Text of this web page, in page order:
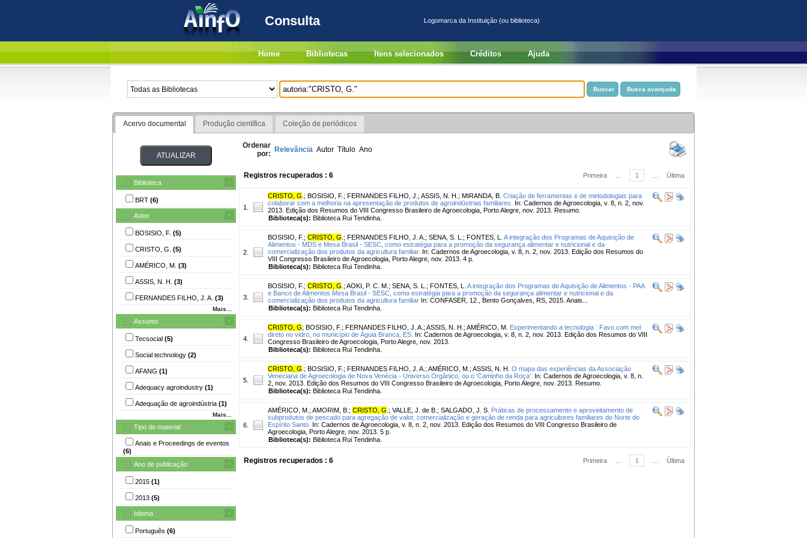
Consulta Logomarca da Instituição (ou biblioteca)
Home Bibliotecas Itens selecionados Créditos Ajuda
Acervo documental Produção científica Coleção de periódicos
Biblioteca
BRT (6)
Autor
BOSISIO, F. (5)
CRISTO, G. (5)
AMÉRICO, M. (3)
ASSIS, N. H. (3)
FERNANDES FILHO, J. A. (3)
Mais...
Assunto
Tecsocial (5)
Social technology (2)
AFANG (1)
Adequacy agroindustry (1)
Adequação de agroindústria (1)
Mais...
Tipo do material
Anais e Proceedings de eventos
(6)
Ano de publicação
2015 (1)
2013 (5)
Idioma
Português (6)
Ordenar
por: Relevância Autor Título Ano
Registros recuperados : 6 Primeira 1 Última
1.
CRISTO, G ; BOSISIO, F. ; FERNANDES FILHO, J. ; ASSIS, N. H. ; MIRANDA, B. Criação de ferramentas e de metodologias para
colaborar com a melhoria na apresentação de produtos de agroindústrias familiares.
In: Cadernos de Agroecologia, v. 8, n. 2, nov.
2013. Edição dos Resumos do VIII Congresso Brasileiro de Agroecologia, Porto Alegre, nov. 2013. Resumo.
Biblioteca(s): Biblioteca Rui Tendinha.
2.
BOSISIO, F. ; CRISTO, G ; FERNANDES FILHO, J. A. ; SENA, S. L. ; FONTES, L.
A integração dos Programas de Aquisição de
Alimentos - MDS e Mesa Brasil - SESC, como estratégia para a promoção da segurança alimentar e nutricional e da
comercialização dos produtos da agricultura familiar. In: Cadernos de Agroecologia, v. 8, n. 2, nov. 2013. Edição dos Resumos do
VIII Congresso Brasileiro de Agroecologia, Porto Alegre, nov. 2013. 4 p.
Biblioteca(s): Biblioteca Rui Tendinha.
3.
BOSISIO, F. ; CRISTO, G ; AOKI, P. C. M. ; SENA, S. L. ; FONTES, L.
A integração dos Programas de Aquisição de Alimentos - PAA
e Banco de Alimentos Mesa Brasil - SESC, como estratégia para a promoção da segurança alimentar e nutricional e da
comercialização dos produtos da agricultura familiar In: CONFASER, 12., Bento Gonçalves, RS, 2015. Anais...
Biblioteca(s): Biblioteca Rui Tendinha.
4.
CRISTO, G; BOSISIO, F. ; FERNANDES FILHO, J. A. ; ASSIS, N. H. ; AMÉRICO, M. Experimentando a tecnologia : Favo com mel
direto no vidro, no município de Águia Branca, ES. In: Cadernos de Agroecologia, v. 8, n. 2, nov. 2013. Edição dos Resumos do VIII
Congresso Brasileiro de Agroecologia, Porto Alegre, nov. 2013.
Biblioteca(s): Biblioteca Rui Tendinha.
5.
CRISTO, G ; BOSISIO, F. ; FERNANDES FILHO, J. A. ; AMÉRICO, M. ; ASSIS, N. H. O mapa das experiências da Associação
Veneciana de Agroecologia de Nova Venécia - Universo Orgânico, ou o 'Caminho da Roça'. In: Cadernos de Agroecologia, v. 8, n.
2, nov. 2013. Edição dos Resumos do VIII Congresso Brasileiro de Agroecologia, Porto Alegre, nov. 2013. Resumo.
Biblioteca(s): Biblioteca Rui Tendinha.
6.
AMÉRICO, M. ; AMORIM, B. ; CRISTO, G ; VALLE, J. de B. ; SALGADO, J. S. Práticas de processamento e aproveitamento de
subprodutos de pescado para agregação de valor, comercialização e geração de renda para agricultores familiares do Norte do
Espírito Santo. In: Cadernos de Agroecologia, v. 8, n. 2, nov. 2013. Edição dos Resumos do VIII Congresso Brasileiro de
Agroecologia, Porto Alegre, nov. 2013. 5 p.
Biblioteca(s): Biblioteca Rui Tendinha.
Registros recuperados : 6 Primeira 1 Última